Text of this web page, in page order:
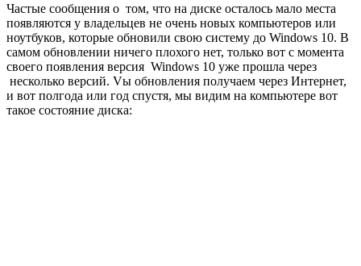
Частые сообщения о том, что на диске осталось мало места
появляются у владельцев не очень новых компьютеров или
ноутбуков, которые обновили свою систему до Windows 10. В
самом обновлении ничего плохого нет, только вот с момента
своего появления версия Windows 10 уже прошла через
несколько версий. Vы обновления получаем через Интернет,
и вот полгода или год спустя, мы видим на компьютере вот
такое состояние диска: